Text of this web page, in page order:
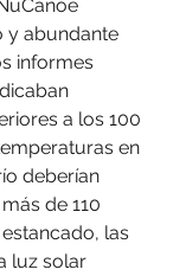
y abundante
informes
a los 100
en
deberían
de 110
las
luz solar